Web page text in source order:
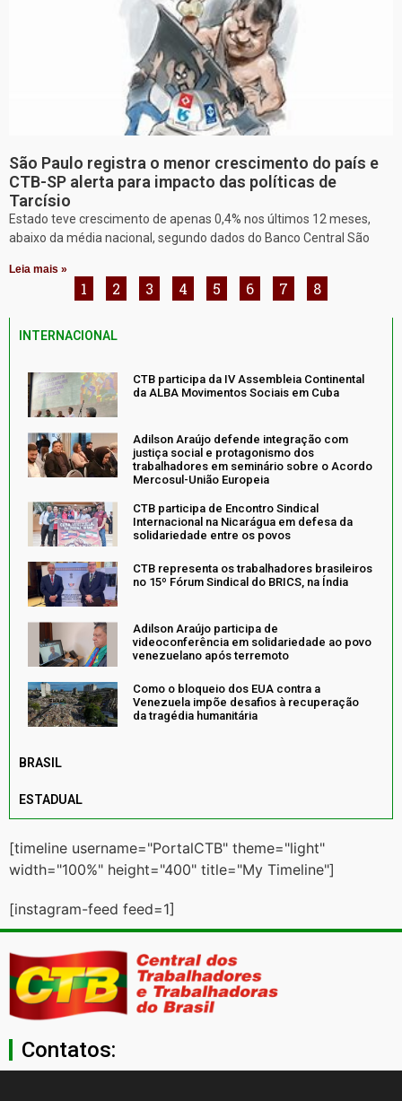
São Paulo registra o menor crescimento do país e
CTB-SP alerta para impacto das políticas de
Tarcísio
Estado teve crescimento de apenas 0,4% nos últimos 12 meses,
abaixo da média nacional, segundo dados do Banco Central São
Leia mais »
1 2 3 4 5 6 7 8
INTERNACIONAL
CTB participa da IV Assembleia Continental
da ALBA Movimentos Sociais em Cuba
Adilson Araújo defende integração com
justiça social e protagonismo dos
trabalhadores em seminário sobre o Acordo
Mercosul-União Europeia
CTB participa de Encontro Sindical
Internacional na Nicarágua em defesa da
solidariedade entre os povos
CTB representa os trabalhadores brasileiros
no 15º Fórum Sindical do BRICS, na Índia
Adilson Araújo participa de
videoconferência em solidariedade ao povo
venezuelano após terremoto
Como o bloqueio dos EUA contra a
Venezuela impõe desafios à recuperação
da tragédia humanitária
BRASIL
ESTADUAL
[timeline username="PortalCTB" theme="light"
width="100%" height="400" title="My Timeline"]
[instagram-feed feed=1]
Contatos: